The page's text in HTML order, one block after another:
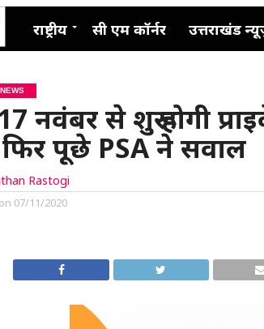
राष्ट्रीय सी एम कॉर्नर उत्तराखंड
17 नवंबर से शुरू होगी
पूछे PSA ने सवाल
Rastogi
07/11/2020